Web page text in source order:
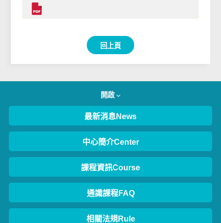
回上頁
開啟
最新消息News
中心簡介Center
課程資訊Course
通識課程FAQ
相關法規Rule